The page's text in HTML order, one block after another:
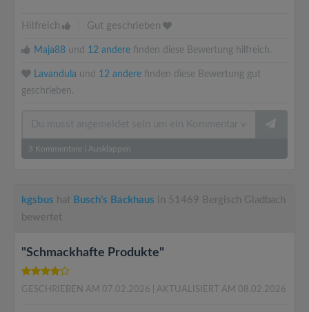
Hilfreich Gut geschrieben
Maja88 und 12 andere finden diese Bewertung hilfreich.
Lavandula und 12 andere finden diese Bewertung gut
geschrieben.
3 Kommentare Ausklappen
kgsbus hat Busch’s Backhaus in 51469 Bergisch Gladbach
bewertet
"Schmackhafte Produkte"
GESCHRIEBEN AM 07.02.2026 | AKTUALISIERT AM 08.02.2026